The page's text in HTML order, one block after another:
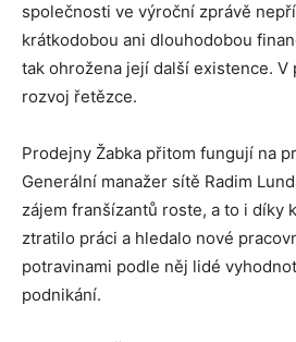
společnosti ve výroční zprávě
krátkodobou ani dlouhodobou
tak ohrožena její další existence. V
rozvoj řetězce.
Prodejny Žabka přitom fungují na
Generální manažer sítě Radim
zájem franšízantů roste, a to i díky
ztratilo práci a hledalo nové
potravinami podle něj lidé
podnikání.